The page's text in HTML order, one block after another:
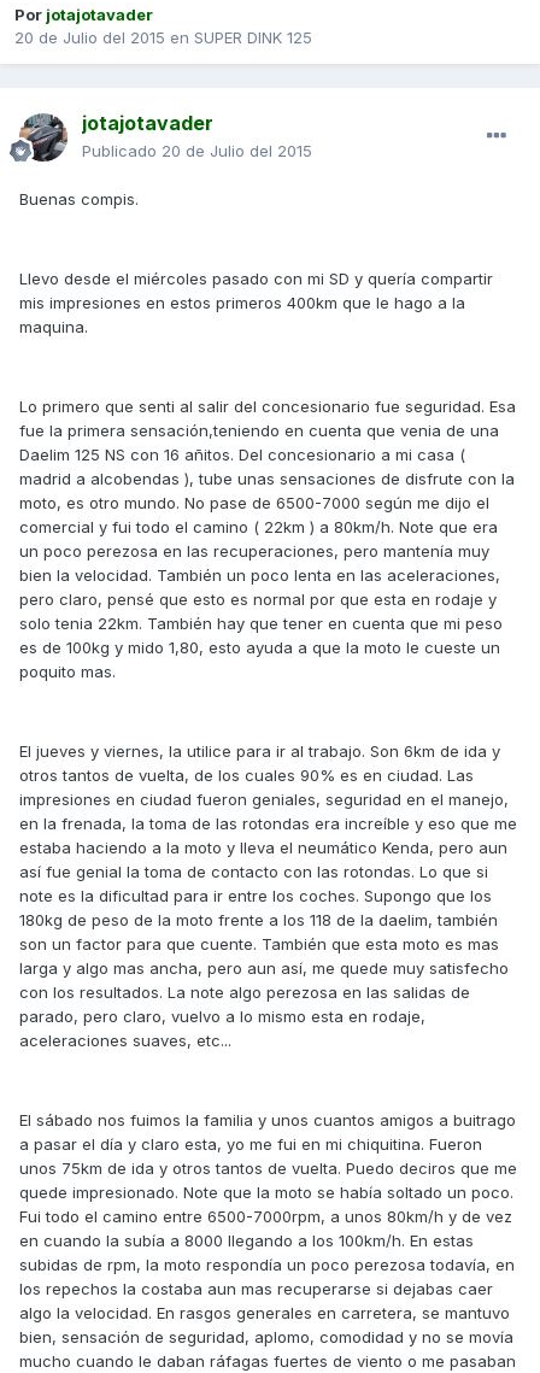
Por jotajotavader
20 de Julio del 2015 en SUPER DINK 125
jotajotavader
Publicado 20 de Julio del 2015
Buenas compis.
Llevo desde el miércoles pasado con mi SD y quería compartir
mis impresiones en estos primeros 400km que le hago a la
maquina.
Lo primero que senti al salir del concesionario fue seguridad. Esa
fue la primera sensación,teniendo en cuenta que venia de una
Daelim 125 NS con 16 añitos. Del concesionario a mi casa (
madrid a alcobendas ), tube unas sensaciones de disfrute con la
moto, es otro mundo. No pase de 6500-7000 según me dijo el
comercial y fui todo el camino ( 22km ) a 80km/h. Note que era
un poco perezosa en las recuperaciones, pero mantenía muy
bien la velocidad. También un poco lenta en las aceleraciones,
pero claro, pensé que esto es normal por que esta en rodaje y
solo tenia 22km. También hay que tener en cuenta que mi peso
es de 100kg y mido 1,80, esto ayuda a que la moto le cueste un
poquito mas.
El jueves y viernes, la utilice para ir al trabajo. Son 6km de ida y
otros tantos de vuelta, de los cuales 90% es en ciudad. Las
impresiones en ciudad fueron geniales, seguridad en el manejo,
en la frenada, la toma de las rotondas era increíble y eso que me
estaba haciendo a la moto y lleva el neumático Kenda, pero aun
así fue genial la toma de contacto con las rotondas. Lo que si
note es la dificultad para ir entre los coches. Supongo que los
180kg de peso de la moto frente a los 118 de la daelim, también
son un factor para que cuente. También que esta moto es mas
larga y algo mas ancha, pero aun así, me quede muy satisfecho
con los resultados. La note algo perezosa en las salidas de
parado, pero claro, vuelvo a lo mismo esta en rodaje,
aceleraciones suaves, etc...
El sábado nos fuimos la familia y unos cuantos amigos a buitrago
a pasar el día y claro esta, yo me fui en mi chiquitina. Fueron
unos 75km de ida y otros tantos de vuelta. Puedo deciros que me
quede impresionado. Note que la moto se había soltado un poco.
Fui todo el camino entre 6500-7000rpm, a unos 80km/h y de vez
en cuando la subía a 8000 llegando a los 100km/h. En estas
subidas de rpm, la moto respondía un poco perezosa todavía, en
los repechos la costaba aun mas recuperarse si dejabas caer
algo la velocidad. En rasgos generales en carretera, se mantuvo
bien, sensación de seguridad, aplomo, comodidad y no se movía
mucho cuando le daban ráfagas fuertes de viento o me pasaban